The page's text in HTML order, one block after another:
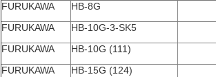
FURUKAWA
HB-8G
FURUKAWA
HB-10G-3-SK5
FURUKAWA
HB-10G (111)
FURUKAWA
HB-15G (124)